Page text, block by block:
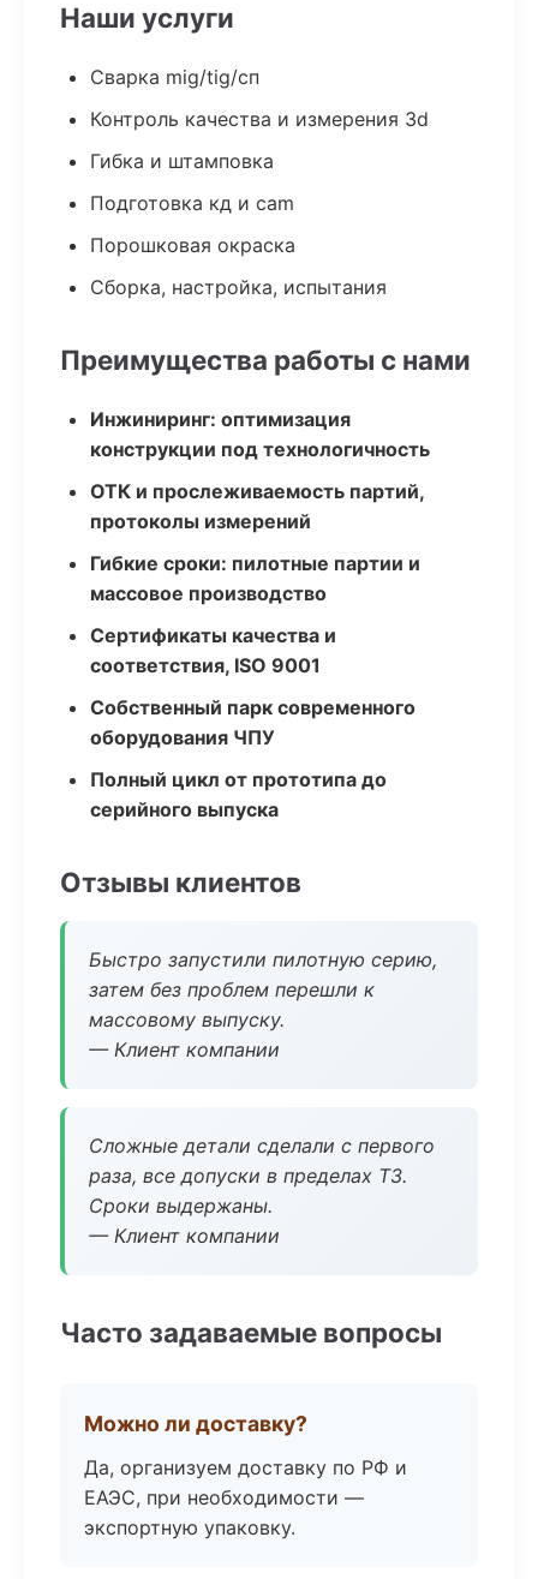
Наши услуги
Сварка mig/tig/сп
Контроль качества и измерения 3d
Гибка и штамповка
Подготовка кд и cam
Порошковая окраска
Сборка, настройка, испытания
Преимущества работы с нами
Инжиниринг: оптимизация
конструкции под технологичность
ОТК и прослеживаемость партий,
протоколы измерений
Гибкие сроки: пилотные партии и
массовое производство
Сертификаты качества и
соответствия, ISO 9001
Собственный парк современного
оборудования ЧПУ
Полный цикл от прототипа до
серийного выпуска
Отзывы клиентов
Быстро запустили пилотную серию,
затем без проблем перешли к
массовому выпуску.
— Клиент компании
Сложные детали сделали с первого
раза, все допуски в пределах ТЗ.
Сроки выдержаны.
— Клиент компании
Часто задаваемые вопросы
Можно ли доставку?
Да, организуем доставку по РФ и
ЕАЭС, при необходимости —
экспортную упаковку.